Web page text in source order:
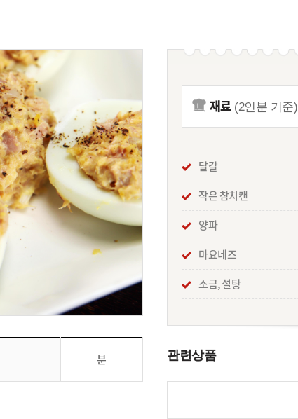
분
재료 (2인분 기준)
달걀
작은 참치캔
양파
마요네즈
소금, 설탕
관련상품